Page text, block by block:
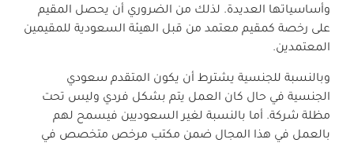
وأساسياتها العديدة. لذلك من الضروري أن يحصل المقيم
على رخصة كمقيم معتمد من قبل الهيئة السعودية للمقيمين
المعتمدين.
وبالنسبة للجنسية يشترط أن يكون المتقدم سعودي
الجنسية في حال كان العمل يتم بشكل فردي وليس تحت
مظلة شركة. أما بالنسبة لغير السعوديين فيسمح لهم
بالعمل في هذا المجال ضمن مكتب مرخص متخصص في